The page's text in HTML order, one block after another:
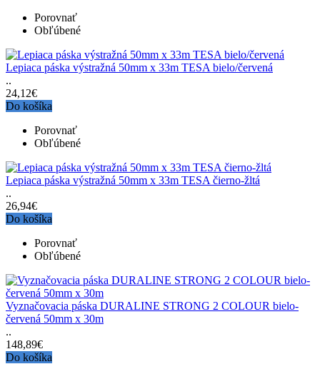
Porovnať
Obľúbené
Lepiaca páska výstražná 50mm x 33m TESA bielo/červená
..
24,12€
Do košíka
Porovnať
Obľúbené
Lepiaca páska výstražná 50mm x 33m TESA čierno-žltá
..
26,94€
Do košíka
Porovnať
Obľúbené
Vyznačovacia páska DURALINE STRONG 2 COLOUR bielo-
červená 50mm x 30m
..
148,89€
Do košíka